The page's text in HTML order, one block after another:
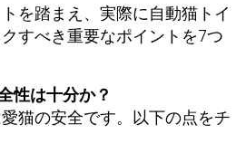
を踏まえ、実際に自動猫トイ
すべき重要なポイントを7つ
性は十分か？
猫の安全です。以下の点をチ